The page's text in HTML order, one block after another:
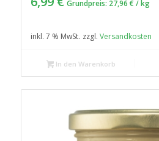
Grundpreis: 27,96 € /kg
inkl. 7 % MwSt. zzgl. Versandkosten
In den Warenkorb